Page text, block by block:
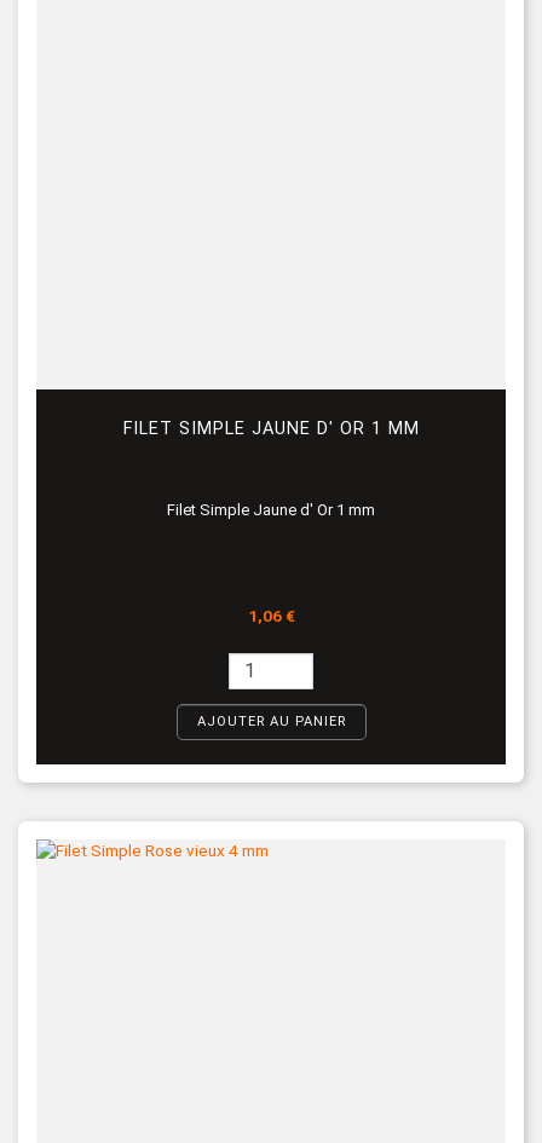
FILET SIMPLE JAUNE D' OR 1 MM
Filet Simple Jaune d' Or 1 mm
Prix
1,06 €
AJOUTER AU PANIER